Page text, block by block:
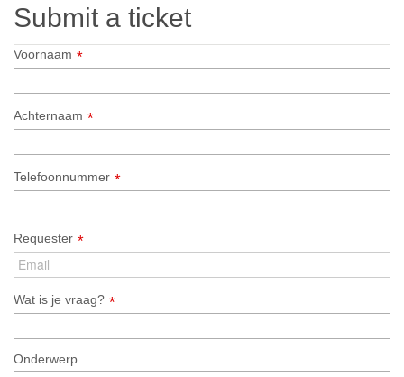
Submit a ticket
Voornaam
Achternaam
Telefoonnummer
Requester
Wat is je vraag?
Onderwerp